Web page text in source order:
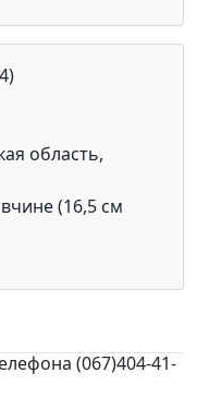
область,
(16,5 см
(067)404-41-